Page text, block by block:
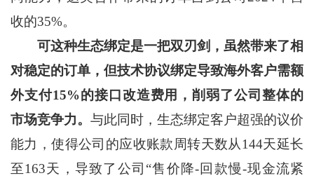
收的35%。
可这种生态绑定是一把双刃剑，虽然带来了相
对稳定的订单，但技术协议绑定导致海外客户需额
外支付15%的接口改造费用，削弱了公司整体的
市场竞争力。 与此同时，生态绑定客户超强的议价
能力，使得公司的应收账款周转天数从144天延长
至163天，导致了公司“售价降-回款慢-现金流紧